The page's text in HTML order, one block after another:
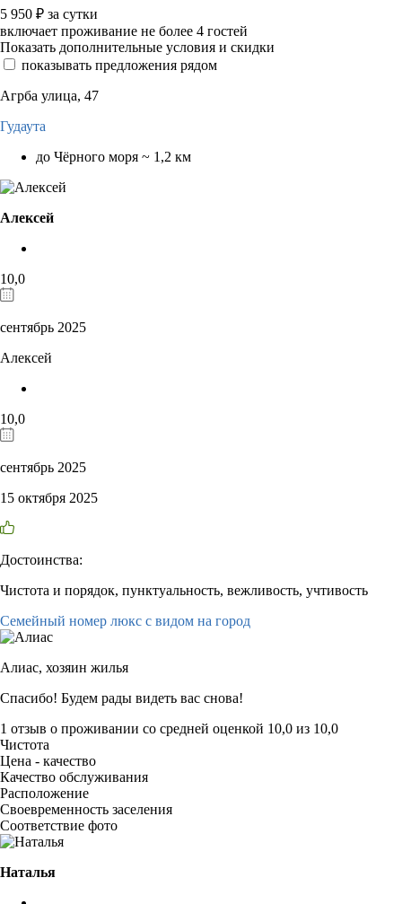
5 950 ₽ за сутки
включает проживание не более 4 гостей
Показать дополнительные условия и скидки
показывать предложения рядом
Агрба улица, 47
Гудаута
до Чёрного моря ~ 1,2 км
Алексей
10,0
сентябрь 2025
Алексей
10,0
сентябрь 2025
15 октября 2025
Достоинства:
Чистота и порядок, пунктуальность, вежливость, учтивость
Семейный номер люкс с видом на город
Алиас, хозяин жилья
Спасибо! Будем рады видеть вас снова!
1 отзыв о проживании со средней оценкой 10,0 из 10,0
Чистота
Цена - качество
Качество обслуживания
Расположение
Своевременность заселения
Соответствие фото
Наталья